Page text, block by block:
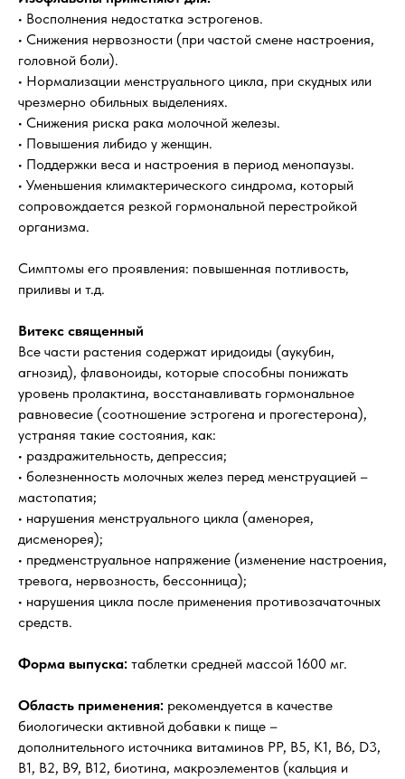
• Восполнения недостатка эстрогенов.
• Снижения нервозности (при частой смене настроения,
головной боли).
• Нормализации менструального цикла, при скудных или
чрезмерно обильных выделениях.
• Снижения риска рака молочной железы.
• Повышения либидо у женщин.
• Поддержки веса и настроения в период менопаузы.
• Уменьшения климактерического синдрома, который
сопровождается резкой гормональной перестройкой
организма.
Симптомы его проявления: повышенная потливость,
приливы и т.д.
Витекс священный
Все части растения содержат иридоиды (аукубин,
агнозид), флавоноиды, которые способны понижать
уровень пролактина, восстанавливать гормональное
равновесие (соотношение эстрогена и прогестерона),
устраняя такие состояния, как:
• раздражительность, депрессия;
• болезненность молочных желез перед менструацией –
мастопатия;
• нарушения менструального цикла (аменорея,
дисменорея);
• предменструальное напряжение (изменение настроения,
тревога, нервозность, бессонница);
• нарушения цикла после применения противозачаточных
средств.
Форма выпуска: таблетки средней массой 1600 мг.
Область применения: рекомендуется в качестве
биологически активной добавки к пище –
дополнительного источника витаминов РР, В5, К1, В6, D3,
В1, В2, В9, В12, биотина, макроэлементов (кальция и